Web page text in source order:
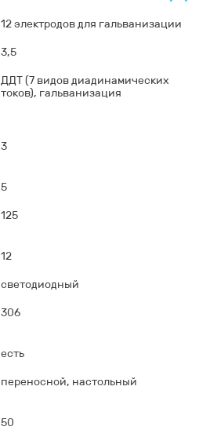
12 электродов для гальванизации
3,5
ДДТ (7 видов диадинамических
токов), гальванизация
3
5
125
12
светодиодный
306
есть
переносной, настольный
50